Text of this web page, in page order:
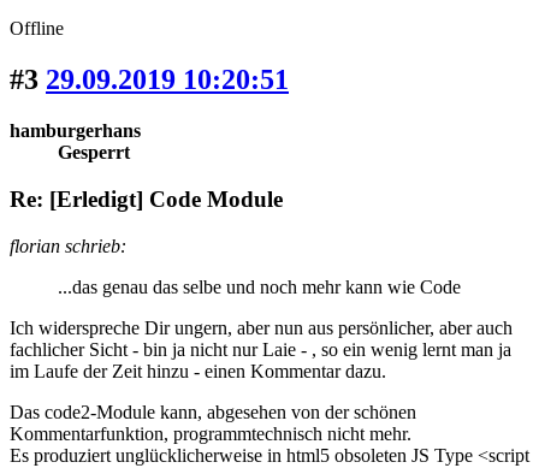
Offline
#3 29.09.2019 10:20:51
hamburgerhans
Gesperrt
Re: [Erledigt] Code Module
florian schrieb:
...das genau das selbe und noch mehr kann wie Code
Ich widerspreche Dir ungern, aber nun aus persönlicher, aber auch
fachlicher Sicht - bin ja nicht nur Laie - , so ein wenig lernt man ja
im Laufe der Zeit hinzu - einen Kommentar dazu.
Das code2-Module kann, abgesehen von der schönen
Kommentarfunktion, programmtechnisch nicht mehr.
Es produziert unglücklicherweise in html5 obsoleten JS Type <script